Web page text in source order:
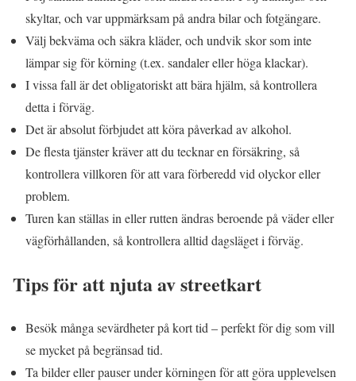
skyltar, och var uppmärksam på andra bilar och fotgängare.
Välj bekväma och säkra kläder, och undvik skor som inte
lämpar sig för körning (t.ex. sandaler eller höga klackar).
I vissa fall är det obligatoriskt att bära hjälm, så kontrollera
detta i förväg.
Det är absolut förbjudet att köra påverkad av alkohol.
De flesta tjänster kräver att du tecknar en försäkring, så
kontrollera villkoren för att vara förberedd vid olyckor eller
problem.
Turen kan ställas in eller rutten ändras beroende på väder eller
vägförhållanden, så kontrollera alltid dagsläget i förväg.
Tips för att njuta av streetkart
Besök många sevärdheter på kort tid – perfekt för dig som vill
se mycket på begränsad tid.
Ta bilder eller pauser under körningen för att göra upplevelsen